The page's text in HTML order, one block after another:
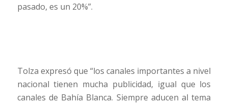
pasado, es un 20%”.
Tolza expresó que “los canales importantes a nivel
nacional tienen mucha publicidad, igual que los
canales de Bahía Blanca. Siempre aducen al tema